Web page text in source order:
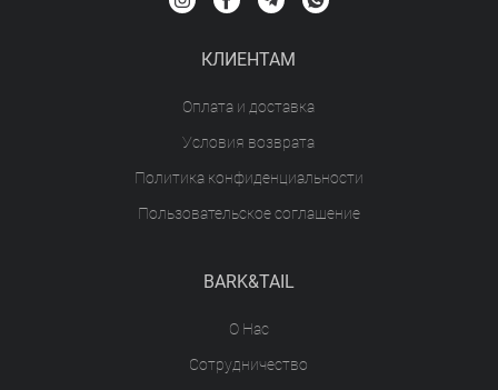
КЛИЕНТАМ
Оплата и доставка
Условия возврата
Политика конфиденциальности
Пользовательское соглашение
BARK&TAIL
О Нас
Сотрудничество